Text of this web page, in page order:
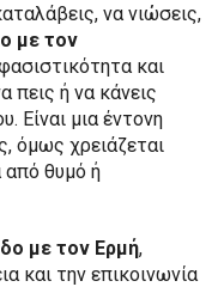
να νιώσεις,
με τον
και
πεις ή να κάνεις
Είναι μια έντονη
όμως χρειάζεται
από θυμό ή
με τον Ερμή,
και την επικοινωνία